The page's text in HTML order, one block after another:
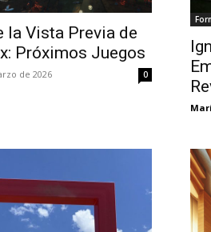
la Vista Previa de
Próximos Juegos
de 2026 0